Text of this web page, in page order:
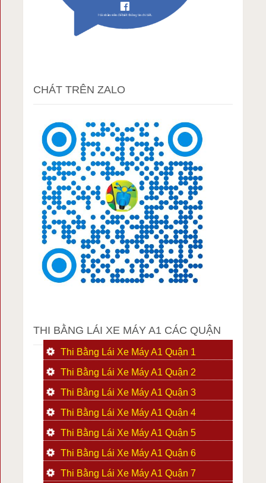
CHÁT TRÊN ZALO
THI BẰNG LÁI XE MÁY A1 CÁC QUẬN
Thi Bằng Lái Xe Máy A1 Quận 1
Thi Bằng Lái Xe Máy A1 Quận 2
Thi Bằng Lái Xe Máy A1 Quận 3
Thi Bằng Lái Xe Máy A1 Quận 4
Thi Bằng Lái Xe Máy A1 Quận 5
Thi Bằng Lái Xe Máy A1 Quận 6
Thi Bằng Lái Xe Máy A1 Quận 7